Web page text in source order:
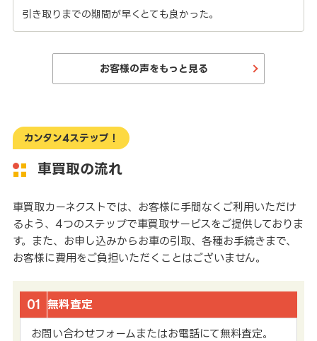
引き取りまでの期間が早くとても良かった。
お客様の声をもっと見る
カンタン4ステップ！
車買取の流れ
車買取カーネクストでは、お客様に手間なくご利用いただけ
るよう、4つのステップで車買取サービスをご提供しておりま
す。また、お申し込みからお車の引取、各種お手続きまで、
お客様に費用をご負担いただくことはございません。
01 無料査定
お問い合わせフォームまたはお電話にて無料査定。